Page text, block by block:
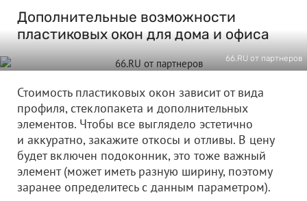
Дополнительные возможности
пластиковых окон для дома и офиса
66.RU от партнеров
Стоимость пластиковых окон зависит от вида
профиля, стеклопакета и дополнительных
элементов. Чтобы все выглядело эстетично
и аккуратно, закажите откосы и отливы. В цену
будет включен подоконник, это тоже важный
элемент (может иметь разную ширину, поэтому
заранее определитесь с данным параметром).